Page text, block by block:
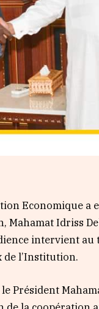
Economique a
Mahamat Idriss
intervient au
de l’Institution.
Président